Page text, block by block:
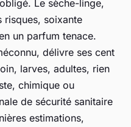
Le sèche-linge,
risques, soixante
un parfum tenace.
délivre ses cent
larves, adultes, rien
chimique ou
de sécurité sanitaire
estimations,